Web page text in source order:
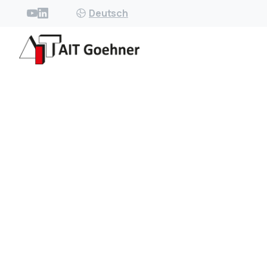
Deutsch